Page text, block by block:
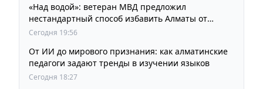
«Над водой»: ветеран МВД предложил
нестандартный способ избавить Алматы от
пробок и смога
Сегодня 19:56
От ИИ до мирового признания: как алматинские
педагоги задают тренды в изучении языков
Сегодня 18:27